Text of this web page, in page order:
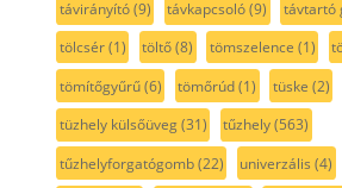
távirányító(9) távkapcsoló(9) távtartó
tölcsér(1) töltő(8) tömszelence (1)
tömítőgyűrű(6) tömőrúd(1) tüske (2)
tüzhely külsőüveg(31) tűzhely(563)
tűzhelyforgatógomb(22) univerzális (4)